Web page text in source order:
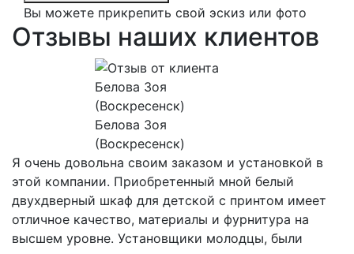
Вы можете прикрепить свой эскиз или фото
Отзывы наших клиентов
Белова Зоя
(Воскресенск)
Я очень довольна своим заказом и установкой в
этой компании. Приобретенный мной белый
двухдверный шкаф для детской с принтом имеет
отличное качество, материалы и фурнитура на
высшем уровне. Установщики молодцы, были